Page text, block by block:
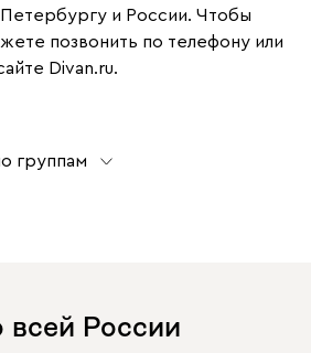
и России. Чтобы
позвонить по телефону или
Divan.ru.
группам
всей России